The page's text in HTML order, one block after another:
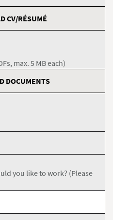
CV/RÉSUMÉ
max. 5 MB each)
DOCUMENTS
you like to work? (Please